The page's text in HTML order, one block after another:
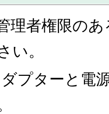
理者権限の
い。
プターと電